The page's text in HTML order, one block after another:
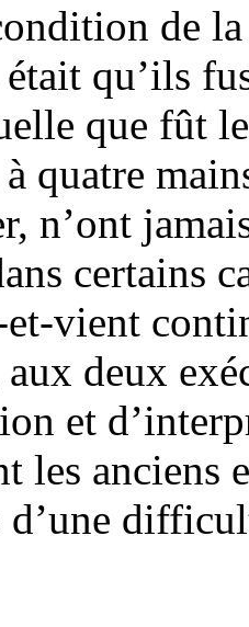
de
qu’ils
que fût
quatre
n’ont
certains
vient
deux
et
les anciens